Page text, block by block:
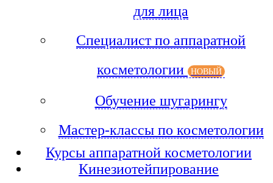
для лица
Специалист по аппаратной
косметологии
НОВЫЙ
Обучение шугарингу
Мастер-классы по косметологии
Курсы аппаратной косметологии
Кинезиотейпирование